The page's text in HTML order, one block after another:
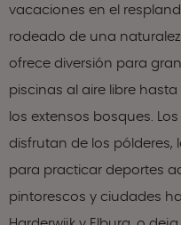
vacaciones en el
rodeado de una
ofrece diversión para
piscinas al aire libre
los extensos bosques.
disfrutan de los pólderes,
para practicar deportes
pintorescos y ciudades